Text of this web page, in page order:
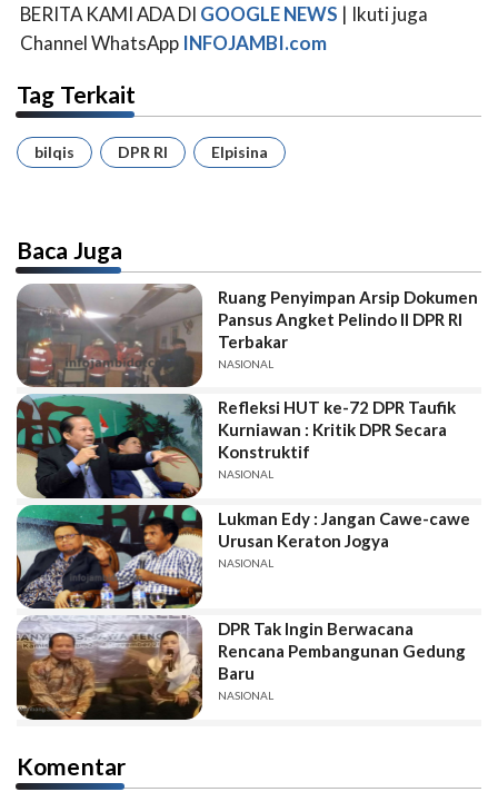
BERITA KAMI ADA DI GOOGLE NEWS | Ikuti juga
Channel WhatsApp INFOJAMBI.com
Tag Terkait
bilqis DPR RI Elpisina
Baca Juga
Ruang Penyimpan Arsip Dokumen
Pansus Angket Pelindo II DPR RI
Terbakar
NASIONAL
Refleksi HUT ke-72 DPR Taufik
Kurniawan : Kritik DPR Secara
Konstruktif
NASIONAL
Lukman Edy : Jangan Cawe-cawe
Urusan Keraton Jogya
NASIONAL
DPR Tak Ingin Berwacana
Rencana Pembangunan Gedung
Baru
NASIONAL
Komentar